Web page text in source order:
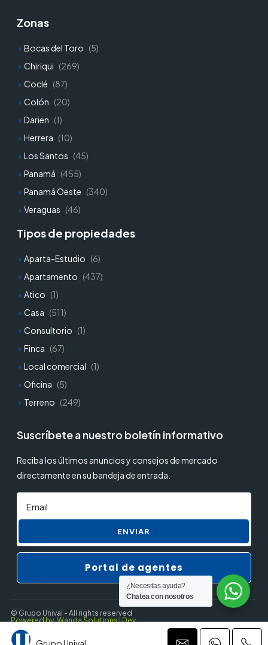
Zonas
Bocas del Toro (5)
Chiriqui (269)
Coclé (87)
Colón (20)
Darien (1)
Herrera (10)
Los Santos (45)
Panamá (455)
Panamá Oeste (340)
Veraguas (46)
Tipos de propiedades
Aparta-Estudio (6)
Apartamento (437)
Atico (1)
Casa (511)
Consultorio (1)
Finca (67)
Local comercial (1)
Oficina (5)
Terreno (249)
Suscríbete a nuestro boletín informativo
Reciba los últimos anuncios y consejos de mercado
directamente en su bandeja de entrada.
ENVIAR
Portal de agentes
© Grupo Unival - All rights reserved
Powered by: Wanda Solutions | Dev.
¿Necesitas ayuda?
Chatea con nosotros